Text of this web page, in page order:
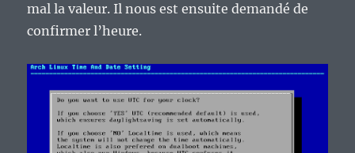
mal la valeur. Il nous est ensuite demandé de
confirmer l’heure.